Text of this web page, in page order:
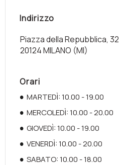
Indirizzo
Piazza della Repubblica, 32
20124 MILANO (MI)
Orari
MARTEDÌ: 10.00 - 19.00
MERCOLEDÌ: 10.00 - 20.00
GIOVEDÌ: 10.00 - 19.00
VENERDÌ: 10.00 - 20.00
SABATO: 10.00 - 18.00